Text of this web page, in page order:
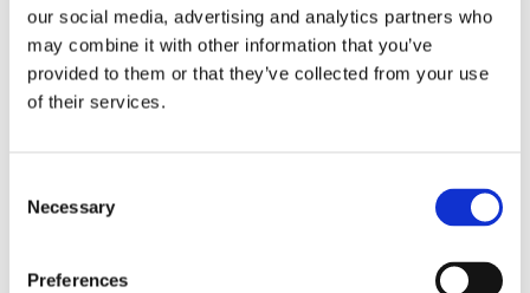
our social media, advertising and analytics partners who
may combine it with other information that you’ve
provided to them or that they’ve collected from your use
of their services.
Selection
Necessary
Preferences
Besteld
vr 07 aug.
Verzonden
ma 10 aug.
Geleverd
di 11 aug.
Snelle levering uit eigen voorraad
Persoonlijke klantenservice